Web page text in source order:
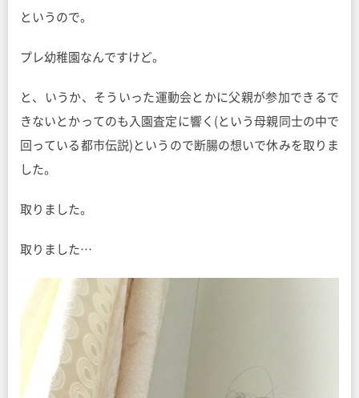
というので。
プレ幼稚園なんですけど。
と、いうか、そういった運動会とかに父親が参加できるで
きないとかってのも入園査定に響く(という母親同士の中で
回っている都市伝説)というので断腸の想いで休みを取りま
した。
取りました。
取りました…